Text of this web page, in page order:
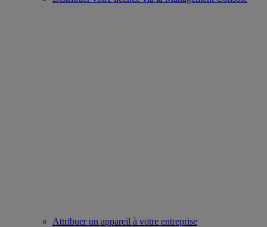
Attribuer un appareil à votre entreprise